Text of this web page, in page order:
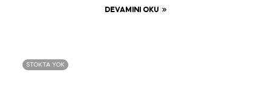
DEVAMINI OKU
STOKTA YOK